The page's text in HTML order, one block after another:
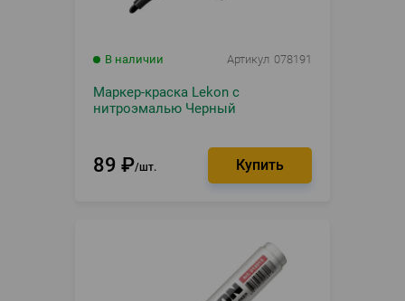
В наличии Артикул 078191
Маркер-краска Lekon с
нитроэмалью Черный
89 ₽ шт.